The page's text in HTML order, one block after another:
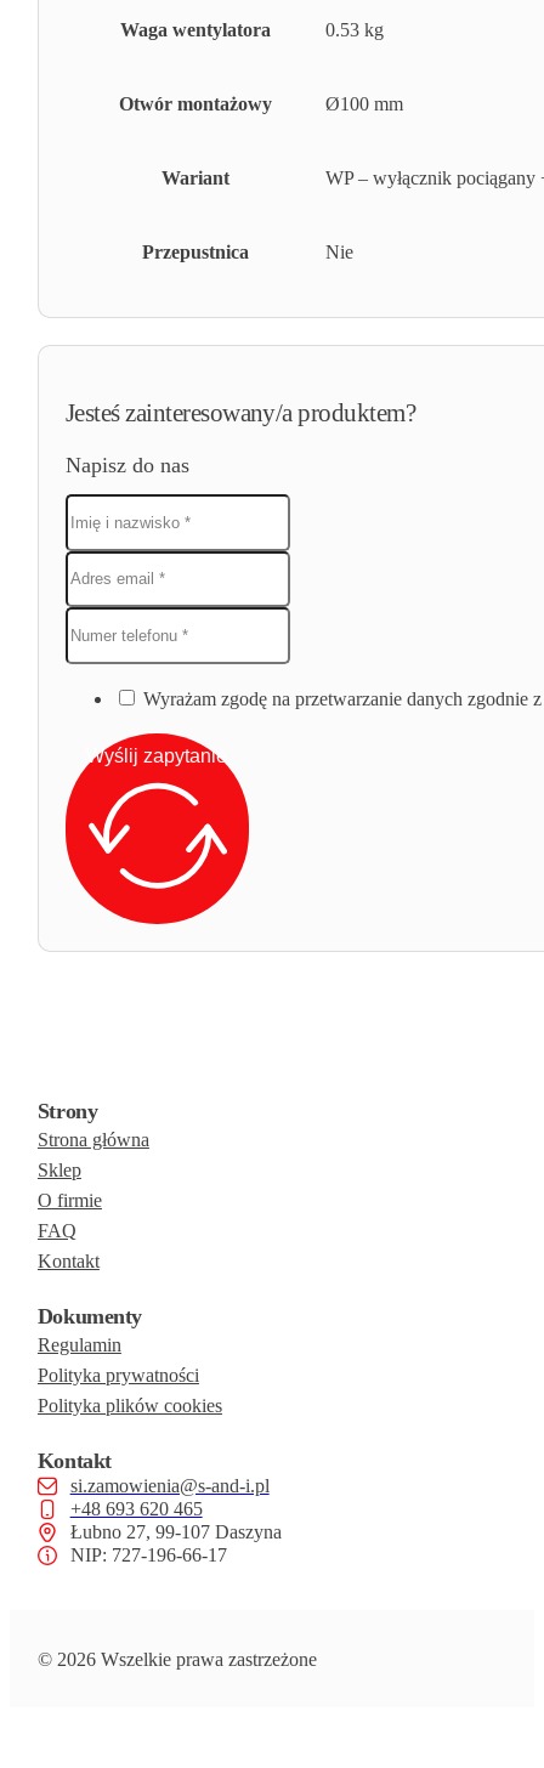
Waga wentylatora 0.53 kg
Otwór montażowy Ø100 mm
Wariant WP – wyłącznik pociągany
Przepustnica Nie
Jesteś zainteresowany/a produktem?
Napisz do nas
Wyrażam zgodę na przetwarzanie danych zgodnie
Wyślij zapytanie
Strony
Strona główna
Sklep
O firmie
FAQ
Kontakt
Dokumenty
Regulamin
Polityka prywatności
Polityka plików cookies
Kontakt
si.zamowienia@s-and-i.pl
+48 693 620 465
Łubno 27, 99-107 Daszyna
NIP: 727-196-66-17
© 2026 Wszelkie prawa zastrzeżone